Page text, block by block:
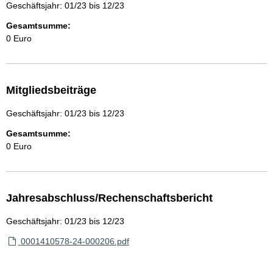
Geschäftsjahr: 01/23 bis 12/23
Gesamtsumme:
0 Euro
Mitgliedsbeiträge
Geschäftsjahr: 01/23 bis 12/23
Gesamtsumme:
0 Euro
Jahresabschluss/Rechenschaftsbericht
Geschäftsjahr: 01/23 bis 12/23
0001410578-24-000206.pdf